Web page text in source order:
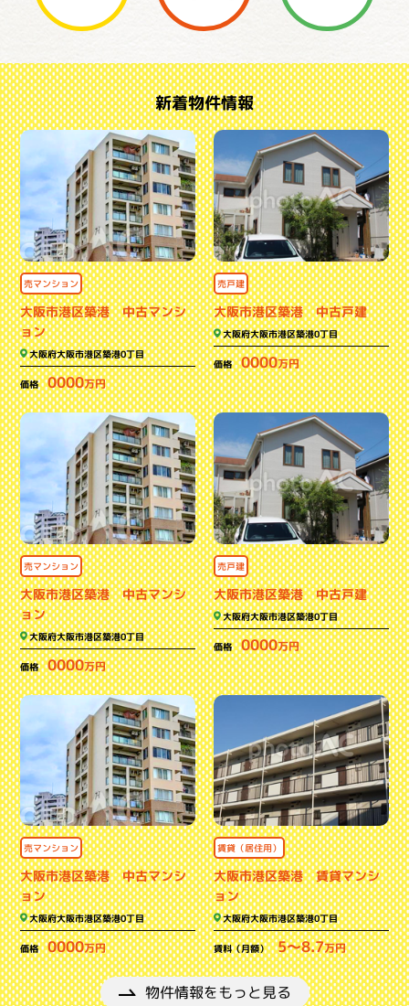
新着物件情報
売マンション
大阪市港区築港 中古マンシ
ョン
大阪府大阪市港区築港0丁目
価格 0000万円
売戸建
大阪市港区築港 中古戸建
大阪府大阪市港区築港0丁目
価格 0000万円
売マンション
大阪市港区築港 中古マンシ
ョン
大阪府大阪市港区築港0丁目
価格 0000万円
売戸建
大阪市港区築港 中古戸建
大阪府大阪市港区築港0丁目
価格 0000万円
売マンション
大阪市港区築港 中古マンシ
ョン
大阪府大阪市港区築港0丁目
価格 0000万円
賃貸（居住用）
大阪市港区築港 賃貸マンシ
ョン
大阪府大阪市港区築港0丁目
賃料（月額） 5～8.7万円
物件情報をもっと見る